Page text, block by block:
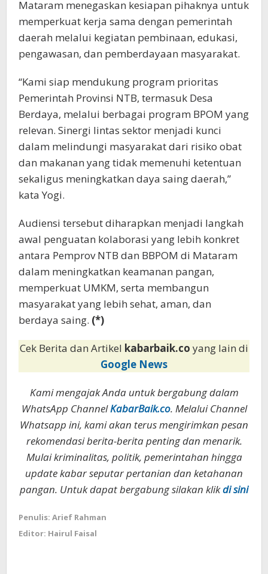
Mataram menegaskan kesiapan pihaknya untuk
memperkuat kerja sama dengan pemerintah
daerah melalui kegiatan pembinaan, edukasi,
pengawasan, dan pemberdayaan masyarakat.
“Kami siap mendukung program prioritas
Pemerintah Provinsi NTB, termasuk Desa
Berdaya, melalui berbagai program BPOM yang
relevan. Sinergi lintas sektor menjadi kunci
dalam melindungi masyarakat dari risiko obat
dan makanan yang tidak memenuhi ketentuan
sekaligus meningkatkan daya saing daerah,”
kata Yogi.
Audiensi tersebut diharapkan menjadi langkah
awal penguatan kolaborasi yang lebih konkret
antara Pemprov NTB dan BBPOM di Mataram
dalam meningkatkan keamanan pangan,
memperkuat UMKM, serta membangun
masyarakat yang lebih sehat, aman, dan
berdaya saing. (*)
Cek Berita dan Artikel kabarbaik.co yang lain di
Google News
Kami mengajak Anda untuk bergabung dalam
WhatsApp ChannelKabarBaik.co. Melalui Channel
Whatsapp ini, kami akan terus mengirimkan pesan
rekomendasi berita-berita penting dan menarik.
Mulai kriminalitas, politik, pemerintahan hingga
update kabar seputar pertanian dan ketahanan
pangan. Untuk dapat bergabung silakan klikdi sini
Penulis: Arief Rahman
Editor: Hairul Faisal